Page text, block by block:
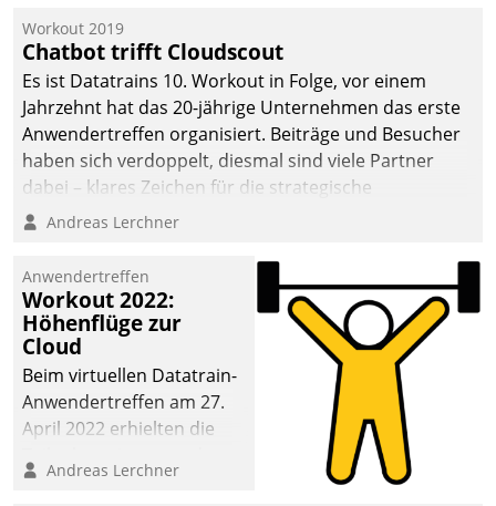
Quartier. Dazwischen
zeigte Datatrain, was es
Neues zu bieten hat.
Workout 2019
Chatbot trifft Cloudscout
Es ist Datatrains 10. Workout in Folge, vor einem
Jahrzehnt hat das 20-jährige Unternehmen das erste
Anwendertreffen organisiert. Beiträge und Besucher
haben sich verdoppelt, diesmal sind viele Partner
dabei – klares Zeichen für die strategische
Fokussierung auf den Kunden.
Andreas Lerchner
Anwendertreffen
Workout 2022:
Höhenflüge zur
Cloud
Beim virtuellen Datatrain-
Anwendertreffen am 27.
April 2022 erhielten die
Teilnehmer kurzweilige
Andreas Lerchner